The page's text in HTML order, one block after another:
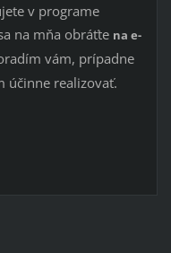
v programe
na mňa obráťte na e-
vám, prípadne
účinne realizovať.